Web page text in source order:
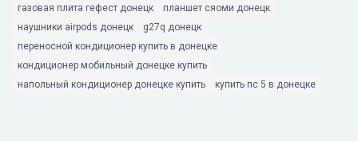
газовая плита гефест донецк
планшет сяоми донецк
наушники airpods донецк
g27q донецк
переносной кондиционер купить в донецке
кондиционер мобильный донецке купить
напольный кондиционер донецке купить
купить пс 5 в донецке